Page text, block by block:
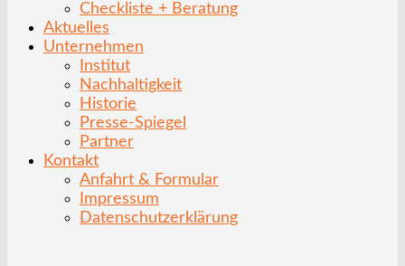
Checkliste + Beratung
Aktuelles
Unternehmen
Institut
Nachhaltigkeit
Historie
Presse-Spiegel
Partner
Kontakt
Anfahrt & Formular
Impressum
Datenschutzerklärung